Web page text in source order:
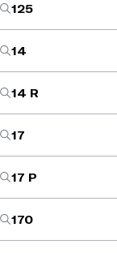
125
14
14 R
17
17 P
170